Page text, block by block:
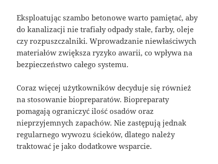
Eksploatując szambo betonowe warto pamiętać, aby
do kanalizacji nie trafiały odpady stałe, farby, oleje
czy rozpuszczalniki. Wprowadzanie niewłaściwych
materiałów zwiększa ryzyko awarii, co wpływa na
bezpieczeństwo całego systemu.
Coraz więcej użytkowników decyduje się również
na stosowanie biopreparatów. Biopreparaty
pomagają ograniczyć ilość osadów oraz
nieprzyjemnych zapachów. Nie zastępują jednak
regularnego wywozu ścieków, dlatego należy
traktować je jako dodatkowe wsparcie.